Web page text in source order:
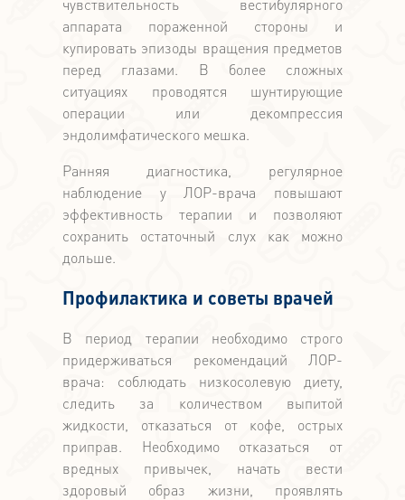
аппарата пораженной стороны и
купировать эпизоды вращения предметов
перед глазами. В более сложных
ситуациях проводятся шунтирующие
операции или декомпрессия
эндолимфатического мешка.
Ранняя диагностика, регулярное
наблюдение у ЛОР-врача повышают
эффективность терапии и позволяют
сохранить остаточный слух как можно
дольше.
Профилактика и советы врачей
В период терапии необходимо строго
придерживаться рекомендаций ЛОР-
врача: соблюдать низкосолевую диету,
следить за количеством выпитой
жидкости, отказаться от кофе, острых
приправ. Необходимо отказаться от
вредных привычек, начать вести
здоровый образ жизни, проявлять